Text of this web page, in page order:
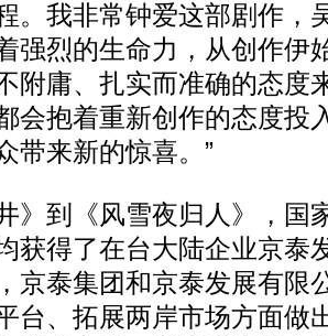
。我非常钟爱这部剧作，
强烈的生命力，从创作伊
附庸、扎实而准确的态度
会抱着重新创作的态度投
带来新的惊喜。”
到《风雪夜归人》，国
获得了在台大陆企业京泰
京泰集团和京泰发展有限
台、拓展两岸市场方面做